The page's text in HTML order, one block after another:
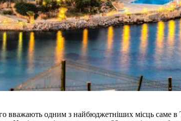
вважають одним з найбюджетніших місць саме